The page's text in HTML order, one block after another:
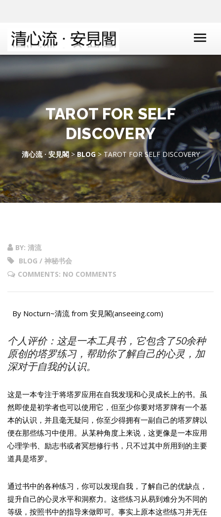
TAROT FOR SELF
DISCOVERY
清心流 · 安見閣>BLOG> TAROT FOR SELF DISCOVERY
BY: 清流
BLOG / 神秘书会
COMMENTS: NO COMMENTS
By Nocturn~清流 from 安見閣(anseeing.com)
个人评价：这是一本工具书，它包含了50余种
原创的塔罗练习，帮助你了解自己的心灵，加
深对于自我的认识。
这是一本专注于将塔罗应用在自我发现和心灵成长上的书。虽
然即使是初学者也可以使用它，但至少你要对塔罗牌有一个基
本的认识，并且毫无疑问，你至少得拥有一副自己的塔罗牌以
便在那些练习中使用。从某种角度上来说，这更像是一本应用
心理学书、励志书或者冥想修行书，只不过其中所用到的主要
道具是塔罗。
通过书中的各种练习，你可以发现自我，了解自己的优缺点，
提升自己的心灵水平和洞察力。这些练习从易到难分为不同的
等级，按照书中的指导来做即可。事实上原本这些练习并无任